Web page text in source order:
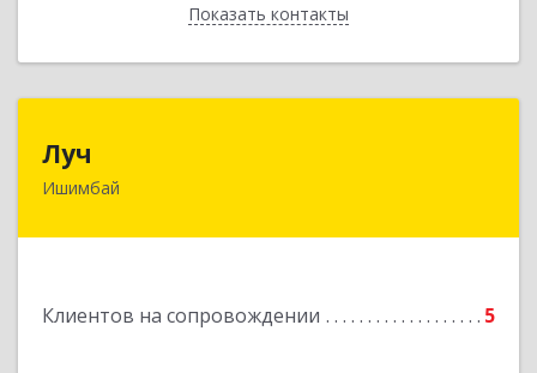
Показать контакты
Назад
Луч
Ишимбай
Клиентов на сопровождении 5
453215, Башкортостан Респ, Ишимбайский р-н,